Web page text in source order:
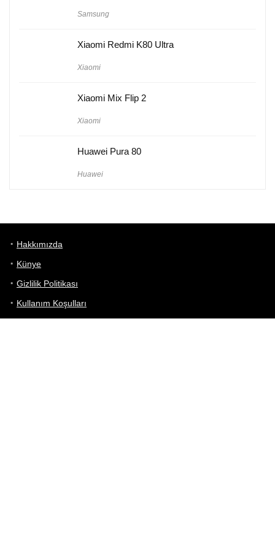
Samsung
Xiaomi Redmi K80 Ultra
Xiaomi
Xiaomi Mix Flip 2
Xiaomi
Huawei Pura 80
Huawei
Hakkımızda
Künye
Gizlilik Politikası
Kullanım Koşulları